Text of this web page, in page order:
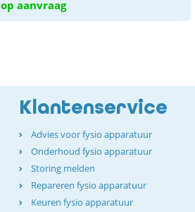
op aanvraag
Klantenservice
Advies voor fysio apparatuur
Onderhoud fysio apparatuur
Storing melden
Repareren fysio apparatuur
Keuren fysio apparatuur